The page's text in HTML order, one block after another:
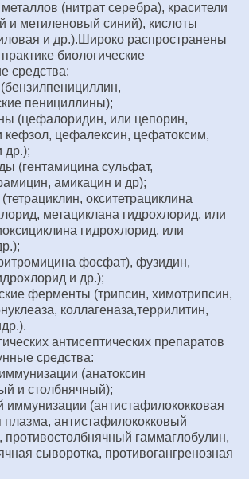
(нитрат серебра), красители
и метиленовый синий), кислоты
и др.).Широко распространены
биологические
средства:
пенициллины);
(цефалоридин, или цепорин,
кефзол, цефалексин, цефатоксим,
др.);
(гентамицина сульфат,
амикацин и др);
окситетрациклина
метациклана гидрохлорид, или
гидрохлорид, или
фосфат), фузидин,
и др.);
ферменты (трипсин, химотрипсин,
коллагеназа,террилитин,
антисептических препаратов
средства:
(анатоксин
и столбнячный);
иммунизации (антистафилококковая
антистафилококковый
противостолбнячный гаммаглобулин,
сыворотка, противогангренозная